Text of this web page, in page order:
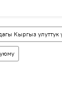
Кыргыз улуттук